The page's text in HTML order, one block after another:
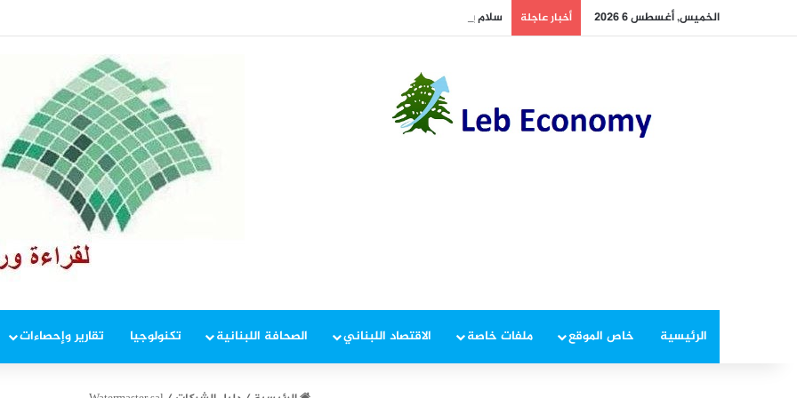
الخميس, أغسطس 6 2026 أخبار عاجلة سلام يتابع جهود العودة والتعافي في الجنوب
الرئيسية خاص الموقع ملفات خاصة الاقتصاد اللبناني الصحافة اللبنانية تكنولوجيا تقارير وإحصاءات